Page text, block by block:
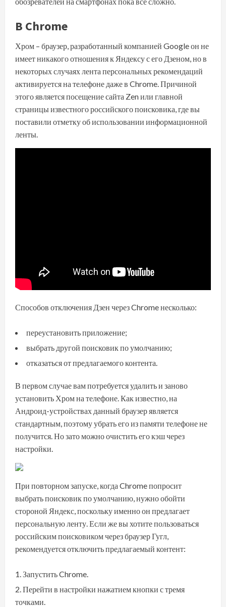
В Chrome
Хром – браузер, разработанный компанией Google он не
имеет никакого отношения к Яндексу с его Дзеном, но в
некоторых случаях лента персональных рекомендаций
активируется на телефоне даже в Chrome. Причиной
этого является посещение сайта Zen или главной
страницы известного российского поисковика, где вы
поставили отметку об использовании информационной
ленты.
Способов отключения Дзен через Chrome несколько:
переустановить приложение;
выбрать другой поисковик по умолчанию;
отказаться от предлагаемого контента.
В первом случае вам потребуется удалить и заново
установить Хром на телефоне. Как известно, на
Андроид-устройствах данный браузер является
стандартным, поэтому убрать его из памяти телефоне не
получится. Но зато можно очистить его кэш через
настройки.
При повторном запуске, когда Chrome попросит
выбрать поисковик по умолчанию, нужно обойти
стороной Яндекс, поскольку именно он предлагает
персональную ленту. Если же вы хотите пользоваться
российским поисковиком через браузер Гугл,
рекомендуется отключить предлагаемый контент:
Запустить Chrome.
Перейти в настройки нажатием кнопки с тремя
точками.